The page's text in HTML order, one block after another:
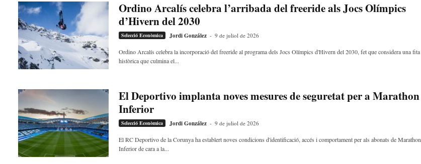
Ordino Arcalís celebra l’arribada del freeride als Jocs Olímpics
d’Hivern del 2030
Selecció Econòmica Jordi González - 9 de juliol de 2026
Ordino Arcalís celebra la incorporació del freeride al programa dels Jocs Olímpics d'Hivern del 2030, fet que considera una fita
històrica que culmina el...
El Deportivo implanta noves mesures de seguretat per a Marathon
Inferior
Selecció Econòmica Jordi González - 9 de juliol de 2026
El RC Deportivo de la Corunya ha establert noves condicions d'identificació, accés i comportament per als abonats de Marathon
Inferior de cara a la...